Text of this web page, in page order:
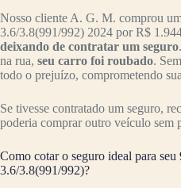
Nosso cliente A. G. M. comprou
3.6/3.8(991/992) 2024 por R$
deixando de contratar um seguro
na rua, seu carro foi roubado.
todo o prejuízo, comprometendo
Se tivesse contratado um seguro,
poderia comprar outro veículo sem
Como cotar o seguro ideal para
3.6/3.8(991/992)?